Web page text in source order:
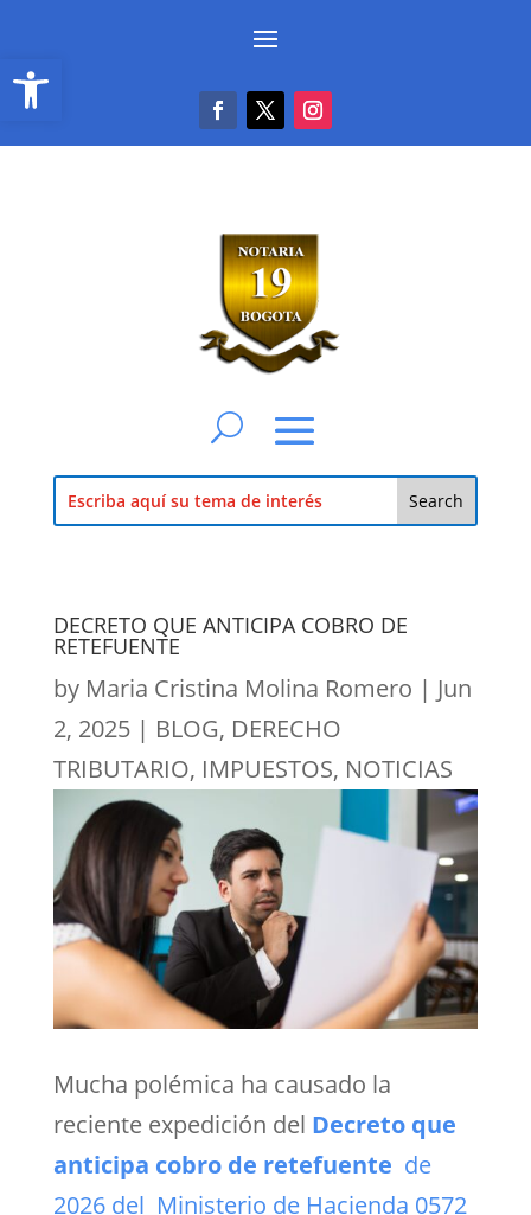
Abrir barra de herramientas
DECRETO QUE ANTICIPA COBRO DE
RETEFUENTE
by Maria Cristina Molina Romero | Jun
2, 2025| BLOG, DERECHO
TRIBUTARIO, IMPUESTOS, NOTICIAS
Mucha polémica ha causado la
reciente expedición del Decreto que
anticipa cobro de retefuente de
2026 del Ministerio de Hacienda 0572